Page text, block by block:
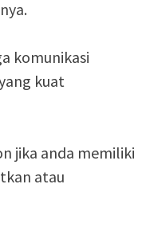
komunikasi
kuat
jika anda memiliki
atau